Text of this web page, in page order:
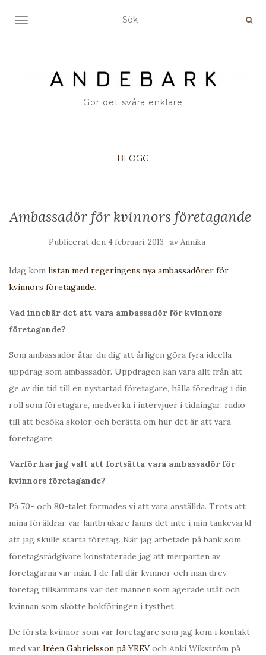
SLÅ PÅ/AV NAVIGERING
Gör det svåra enklare
BLOGG
Ambassadör för kvinnors företagande
Publicerat den 4 februari, 2013 av Annika
Idag kom listan med regeringens nya ambassadörer för
kvinnors företagande.
Vad innebär det att vara ambassadör för kvinnors
företagande?
Som ambassadör åtar du dig att årligen göra fyra ideella
uppdrag som ambassadör. Uppdragen kan vara allt från att
ge av din tid till en nystartad företagare, hålla föredrag i din
roll som företagare, medverka i intervjuer i tidningar, radio
till att besöka skolor och berätta om hur det är att vara
företagare.
Varför har jag valt att fortsätta vara ambassadör för
kvinnors företagande?
På 70- och 80-talet formades vi att vara anställda. Trots att
mina föräldrar var lantbrukare fanns det inte i min tankevärld
att jag skulle starta företag. När jag arbetade på bank som
företagsrådgivare konstaterade jag att merparten av
företagarna var män. I de fall där kvinnor och män drev
företag tillsammans var det mannen som agerade utåt och
kvinnan som skötte bokföringen i tysthet.
De första kvinnor som var företagare som jag kom i kontakt
med var Iréen Gabrielsson på YREVoch Anki Wikström på